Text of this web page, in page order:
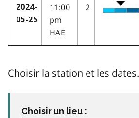
2024-
05-25
11:00
pm
HAE
2
Choisir la station et les dates.
Choisir un lieu :